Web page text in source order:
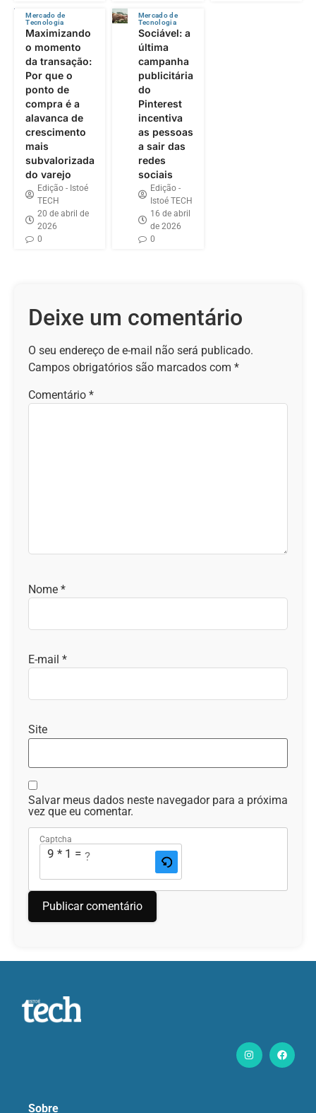
Mercado de
Tecnologia
Maximizando
o momento
da transação:
Por que o
ponto de
compra é a
alavanca de
crescimento
mais
subvalorizada
do varejo
Edição - Istoé
TECH
20 de abril de
2026
0
Mercado de
Tecnologia
Sociável: a
última
campanha
publicitária
do
Pinterest
incentiva
as pessoas
a sair das
redes
sociais
Edição -
Istoé TECH
16 de abril
de 2026
0
Deixe um comentário
O seu endereço de e-mail não será publicado.
Campos obrigatórios são marcados com *
Comentário *
Nome *
E-mail *
Site
Salvar meus dados neste navegador para a próxima
vez que eu comentar.
Captcha
9 * 1 = ?
Sobre